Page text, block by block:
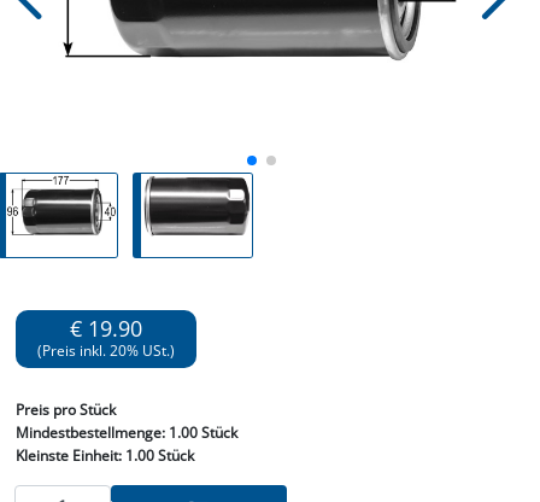
€ 19.90
(Preis inkl. 20% USt.)
Preis pro Stück
Mindestbestellmenge: 1.00 Stück
Kleinste Einheit:1.00 Stück